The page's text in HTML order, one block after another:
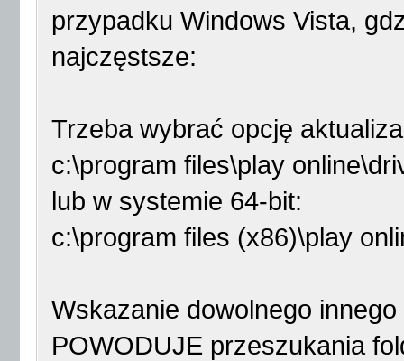
przypadku Windows Vista,
najczęstsze:
Trzeba wybrać opcję
c:\program files\play
lub w systemie 64-bit:
c:\program files (x86)\play
Wskazanie dowolnego
POWODUJE przeszukania